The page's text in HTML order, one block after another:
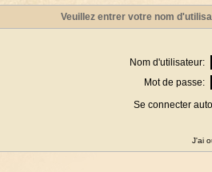
Veuillez entrer votre nom
Nom d'utilisateur:
Mot de passe:
Se connecter
J'ai